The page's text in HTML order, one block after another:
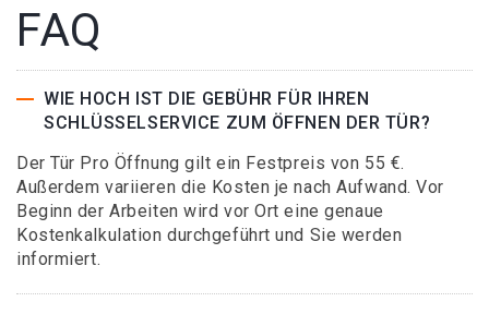
FAQ
WIE HOCH IST DIE GEBÜHR FÜR IHREN
SCHLÜSSELSERVICE ZUM ÖFFNEN DER TÜR?
Der Tür Pro Öffnung gilt ein Festpreis von 55 €.
Außerdem variieren die Kosten je nach Aufwand. Vor
Beginn der Arbeiten wird vor Ort eine genaue
Kostenkalkulation durchgeführt und Sie werden
informiert.